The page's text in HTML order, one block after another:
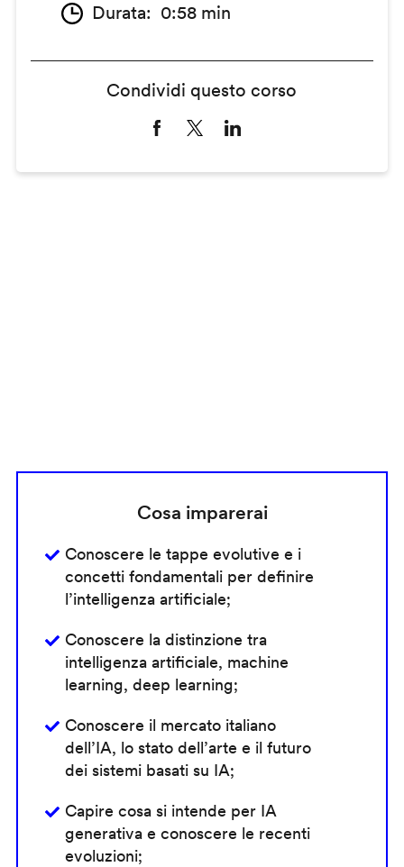
Durata 0:58 min
Condividi questo corso
Cosa imparerai
Conoscere le tappe evolutive e i
concetti fondamentali per definire
l’intelligenza artificiale;
Conoscere la distinzione tra
intelligenza artificiale, machine
learning, deep learning;
Conoscere il mercato italiano
dell’IA, lo stato dell’arte e il futuro
dei sistemi basati su IA;
Capire cosa si intende per IA
generativa e conoscere le recenti
evoluzioni;